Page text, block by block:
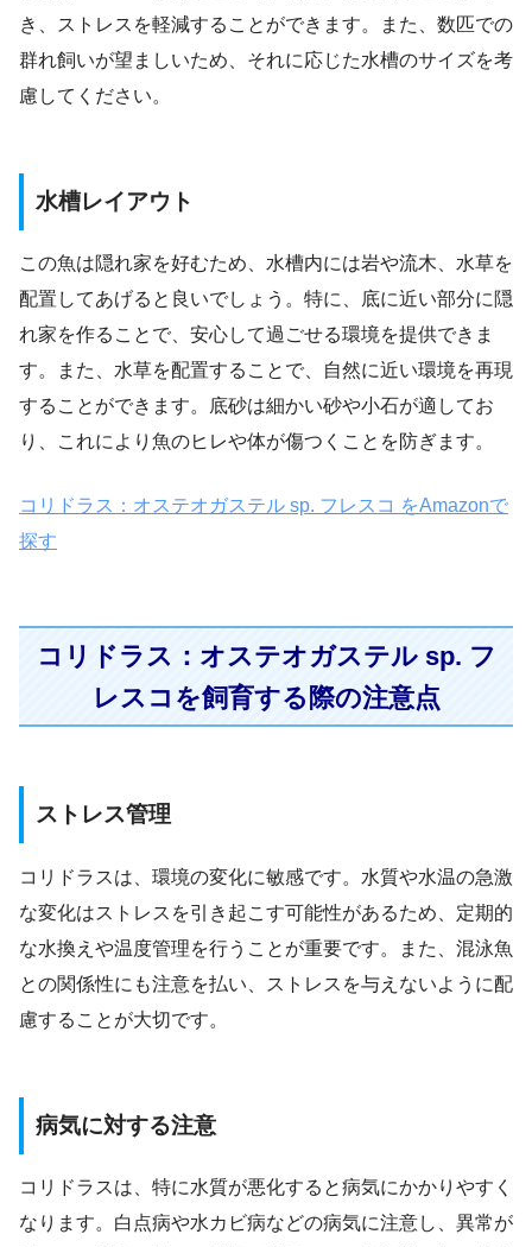
き、ストレスを軽減することができます。また、数匹での
群れ飼いが望ましいため、それに応じた水槽のサイズを考
慮してください。
水槽レイアウト
この魚は隠れ家を好むため、水槽内には岩や流木、水草を
配置してあげると良いでしょう。特に、底に近い部分に隠
れ家を作ることで、安心して過ごせる環境を提供できま
す。また、水草を配置することで、自然に近い環境を再現
することができます。底砂は細かい砂や小石が適してお
り、これにより魚のヒレや体が傷つくことを防ぎます。
コリドラス：オステオガステル sp. フレスコ をAmazonで
探す
コリドラス：オステオガステル sp. フ
レスコを飼育する際の注意点
ストレス管理
コリドラスは、環境の変化に敏感です。水質や水温の急激
な変化はストレスを引き起こす可能性があるため、定期的
な水換えや温度管理を行うことが重要です。また、混泳魚
との関係性にも注意を払い、ストレスを与えないように配
慮することが大切です。
病気に対する注意
コリドラスは、特に水質が悪化すると病気にかかりやすく
なります。白点病や水カビ病などの病気に注意し、異常が